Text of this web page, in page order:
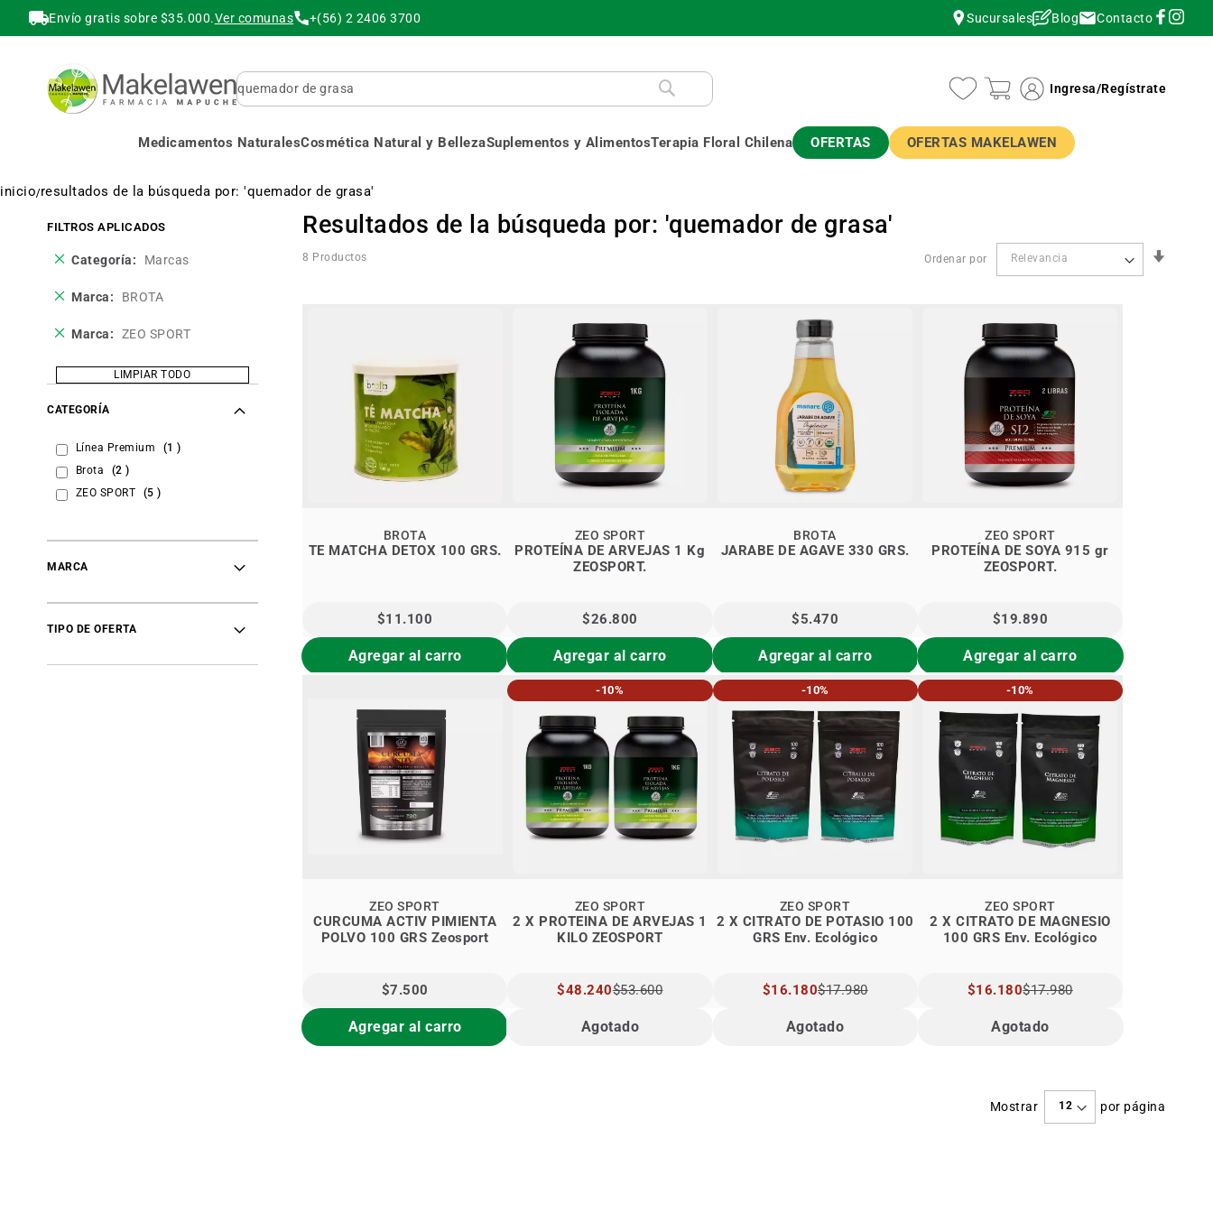
Envío gratis sobre $35.000.Ver comunas +(56) 2 2406 3700 Sucursales Blog Contacto
Buscar
Ingresa/Regístrate
Medicamentos NaturalesCosmética Natural y BellezaSuplementos y AlimentosTerapia Floral Chilena OFERTAS OFERTAS MAKELAWEN
inicio resultados de la búsqueda por: 'quemador de grasa'
Resultados de la búsqueda por: 'quemador de grasa'
8 Productos Ordenar por
TE MATCHA DETOX 100 GRS.
BROTA
$11.100
Agregar al carro
PROTEÍNA DE ARVEJAS 1 Kg
ZEOSPORT.
ZEO SPORT
$26.800
Agregar al carro
JARABE DE AGAVE 330 GRS.
BROTA
$5.470
Agregar al carro
PROTEÍNA DE SOYA 915 gr
ZEOSPORT.
ZEO SPORT
$19.890
Agregar al carro
CURCUMA ACTIV PIMIENTA
POLVO 100 GRS Zeosport
ZEO SPORT
$7.500
Agregar al carro
-10%
2 X PROTEINA DE ARVEJAS 1
KILO ZEOSPORT
ZEO SPORT
PRECIO
ESPECIAL
$48.240$53.600
Agotado
-10%
2 X CITRATO DE POTASIO 100
GRS Env. Ecológico
ZEO SPORT
PRECIO
ESPECIAL
$16.180$17.980
Agotado
-10%
2 X CITRATO DE MAGNESIO
100 GRS Env. Ecológico
ZEO SPORT
PRECIO
ESPECIAL
$16.180$17.980
Agotado
Mostrar por página
FILTROS APLICADOS
Categoría Marcas
Eliminar
producto
Marca BROTA
Eliminar
producto
Marca ZEO SPORT
Eliminar
productoLIMPIAR TODO
CATEGORÍA
Línea Premium 1 item
Brota
2 items
ZEO SPORT
5 items
MARCA
TIPO DE OFERTA